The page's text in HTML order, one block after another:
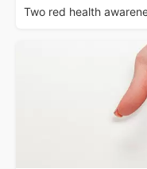
Two red health